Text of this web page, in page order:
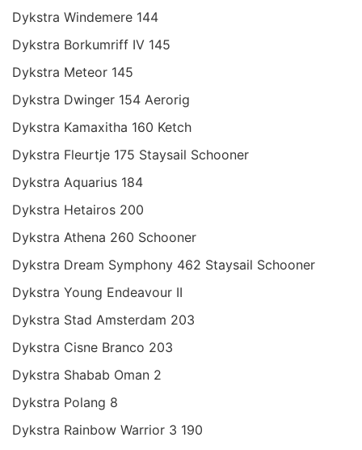
Dykstra Windemere 144
Dykstra Borkumriff IV 145
Dykstra Meteor 145
Dykstra Dwinger 154 Aerorig
Dykstra Kamaxitha 160 Ketch
Dykstra Fleurtje 175 Staysail Schooner
Dykstra Aquarius 184
Dykstra Hetairos 200
Dykstra Athena 260 Schooner
Dykstra Dream Symphony 462 Staysail Schooner
Dykstra Young Endeavour II
Dykstra Stad Amsterdam 203
Dykstra Cisne Branco 203
Dykstra Shabab Oman 2
Dykstra Polang 8
Dykstra Rainbow Warrior 3 190